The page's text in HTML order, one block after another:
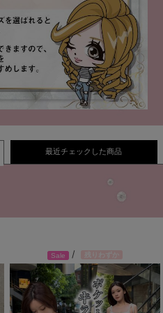
最近チェックした商品
Sale /